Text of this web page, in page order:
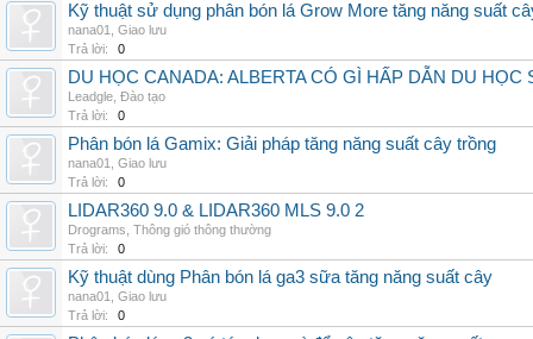
Kỹ thuật sử dụng phân bón lá Grow More tăng năng suất
nana01
Giao lưu
Trả lời:
0
DU HỌC CANADA: ALBERTA CÓ GÌ HẤP DẪN DU HỌC
Leadgle Đào tạo
Trả lời:
0
Phân bón lá Gamix: Giải pháp tăng năng suất cây trồng
nana01
Giao lưu
Trả lời:
0
LIDAR360 9.0 & LIDAR360 MLS 9.0 2
Drograms Thông gió thông thường
Trả lời:
0
Kỹ thuật dùng Phân bón lá ga3 sữa tăng năng suất cây
nana01
Giao lưu
Trả lời:
0